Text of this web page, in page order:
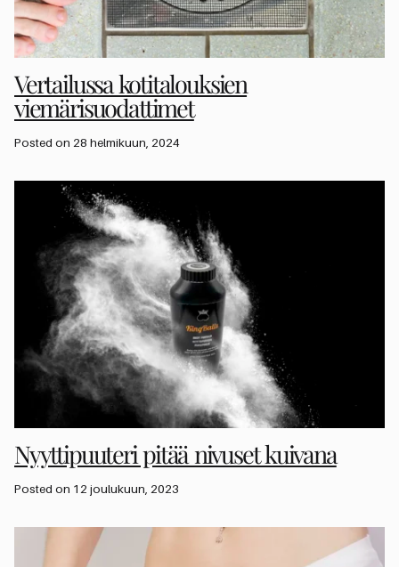
Vertailussa kotitalouksien
viemärisuodattimet
Posted on 28 helmikuun, 2024
Nyyttipuuteri pitää nivuset kuivana
Posted on 12 joulukuun, 2023